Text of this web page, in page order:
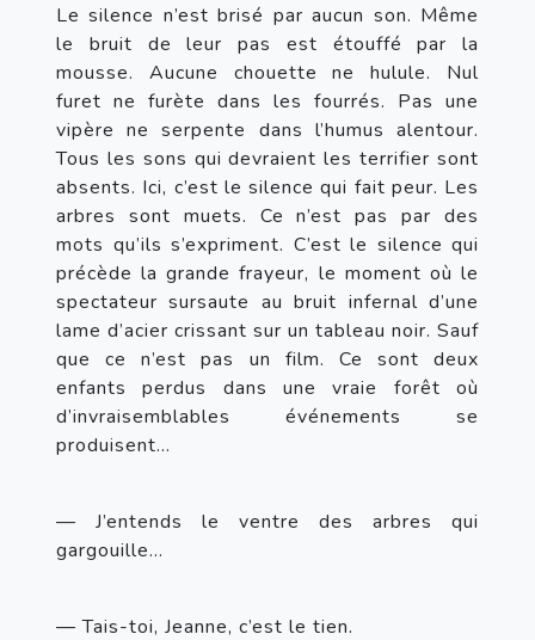
Le silence n’est brisé par aucun son. Même
le bruit de leur pas est étouffé par la
mousse. Aucune chouette ne hulule. Nul
furet ne furète dans les fourrés. Pas une
vipère ne serpente dans l’humus alentour.
Tous les sons qui devraient les terrifier sont
absents. Ici, c’est le silence qui fait peur. Les
arbres sont muets. Ce n’est pas par des
mots qu’ils s’expriment. C’est le silence qui
précède la grande frayeur, le moment où le
spectateur sursaute au bruit infernal d’une
lame d’acier crissant sur un tableau noir. Sauf
que ce n’est pas un film. Ce sont deux
enfants perdus dans une vraie forêt où
d’invraisemblables événements se
produisent…
— J’entends le ventre des arbres qui
gargouille…
— Tais-toi, Jeanne, c’est le tien.